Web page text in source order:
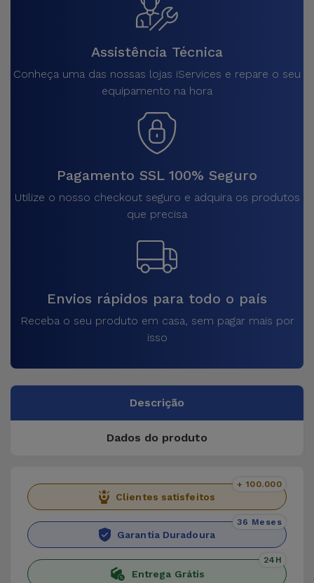
Assistência Técnica
Conheça uma das nossas lojas iServices e repare o seu
equipamento na hora
Pagamento SSL 100% Seguro
Utilize o nosso checkout seguro e adquira os produtos
que precisa
Envios rápidos para todo o país
Receba o seu produto em casa, sem pagar mais por
isso
Descrição
Dados do produto
Clientes satisfeitos
+ 100.000
Garantia Duradoura
36 Meses
Entrega Grátis
24H